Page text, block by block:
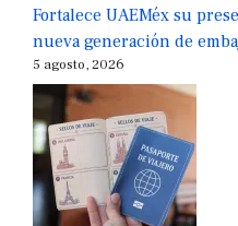
Fortalece UAEMéx su
nueva generación de
5 agosto, 2026